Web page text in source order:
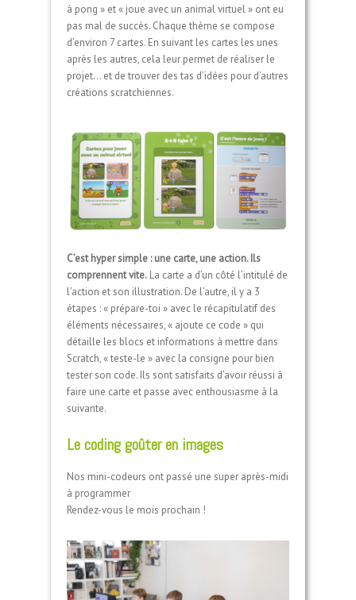
à pong » et « joue avec un animal virtuel » ont eu
pas mal de succès. Chaque thème se compose
d’environ 7 cartes. En suivant les cartes les unes
après les autres, cela leur permet de réaliser le
projet… et de trouver des tas d’idées pour d’autres
créations scratchiennes.
C’est hyper simple : une carte, une action. Ils
comprennent vite. La carte a d’un côté l’intitulé de
l’action et son illustration. De l’autre, il y a 3
étapes : « prépare-toi » avec le récapitulatif des
éléments nécessaires, « ajoute ce code » qui
détaille les blocs et informations à mettre dans
Scratch, « teste-le » avec la consigne pour bien
tester son code. Ils sont satisfaits d’avoir réussi à
faire une carte et passe avec enthousiasme à la
suivante.
Le coding goûter en images
Nos mini-codeurs ont passé une super après-midi
à programmer
Rendez-vous le mois prochain !